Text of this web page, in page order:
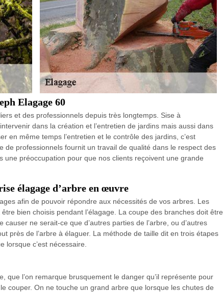
Elagage 60
et des professionnels depuis très longtemps. Sise à
dans la création et l’entretien de jardins mais aussi dans
en même temps l’entretien et le contrôle des jardins, c’est
de professionnels fournit un travail de qualité dans le respect des
une préoccupation pour que nos clients reçoivent une grande
élagage d’arbre en œuvre
afin de pouvoir répondre aux nécessités de vos arbres. Les
bien choisis pendant l’élagage. La coupe des branches doit être
ne serait-ce que d’autres parties de l’arbre, ou d’autres
près de l’arbre à élaguer. La méthode de taille dit en trois étapes
lorsque c’est nécessaire.
que l’on remarque brusquement le danger qu’il représente pour
couper. On ne touche un grand arbre que lorsque les chutes de